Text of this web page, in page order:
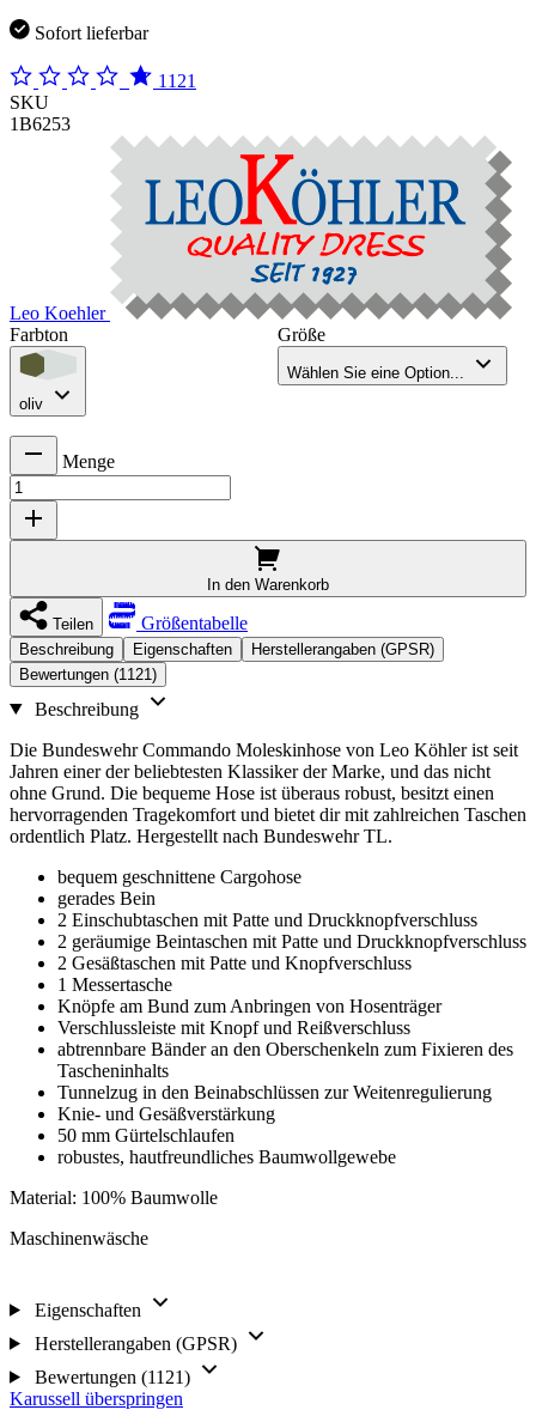
Sofort lieferbar
1121
SKU
1B6253
Leo Koehler
Farbton
oliv
Größe
Wählen Sie eine Option...
Menge
In den Warenkorb
Teilen Größentabelle
Beschreibung Eigenschaften
Herstellerangaben (GPSR)
Bewertungen (1121)
Beschreibung
Die Bundeswehr Commando Moleskinhose von Leo Köhler ist seit
Jahren einer der beliebtesten Klassiker der Marke, und das nicht
ohne Grund. Die bequeme Hose ist überaus robust, besitzt einen
hervorragenden Tragekomfort und bietet dir mit zahlreichen Taschen
ordentlich Platz. Hergestellt nach Bundeswehr TL.
bequem geschnittene Cargohose
gerades Bein
2 Einschubtaschen mit Patte und Druckknopfverschluss
2 geräumige Beintaschen mit Patte und Druckknopfverschluss
2 Gesäßtaschen mit Patte und Knopfverschluss
1 Messertasche
Knöpfe am Bund zum Anbringen von Hosenträger
Verschlussleiste mit Knopf und Reißverschluss
abtrennbare Bänder an den Oberschenkeln zum Fixieren des
Tascheninhalts
Tunnelzug in den Beinabschlüssen zur Weitenregulierung
Knie- und Gesäßverstärkung
50 mm Gürtelschlaufen
robustes, hautfreundliches Baumwollgewebe
Material: 100% Baumwolle
Maschinenwäsche
Eigenschaften
Herstellerangaben (GPSR)
Bewertungen (1121)
Karussell überspringen